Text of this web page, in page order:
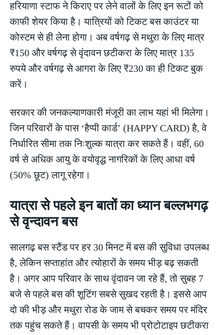
हरियाणा स्टाफ ने किराए पर लेने वालों के लिए इन रूटों को
काफी शेयर किया है। यात्रियों को टिकट बस काउंटर या
कोस्टम से ही लेना होगा। अब वर्षगढ़ से मथुरा के लिए मात्र
₹150 और वर्षगढ़ से वृंदावन छटीकरा के लिए मात्र 135
रुपये और वर्षगढ़ से आगरा के लिए ₹230 का ही टिकट बुक
करें।
सरकार की जनकल्याणकारी मंजूरी का लाभ यहां भी मिलेगा।
जिन परिवारों के पास ‘हैप्पी कार्ड’ (HAPPY CARD) है, वे
निर्धारित सीमा तक निःशुल्क यात्रा कर सकते हैं। वहीं, 60
वर्ष से अधिक आयु के वयोवृद्ध नागरिकों के लिए आधा वर्ष
(50% छूट) लागू रहेगा।
यात्रा से पहले इन बातों का ध्यान बल्लभगढ़
से वृन्दावन बस
सालगढ़ बस स्टैंड पर हर 30 मिनट में बस की सुविधा उपलब्ध
है, लेकिन सप्ताहांत और त्योहारों के समय भीड़ बढ़ सकती
है। अगर आप परिवार के साथ वृंदावन जा रहे हैं, तो सुबह 7
बजे से पहले बस की शूटिंग सबसे सुखद रहती है। इससे आप
दो की भीड़ और मथुरा रोड के जाम से बचकर समय पर मंदिर
तक पहुंच सकते हैं। वापसी के समय भी प्रोटोटाइप छटीकरा